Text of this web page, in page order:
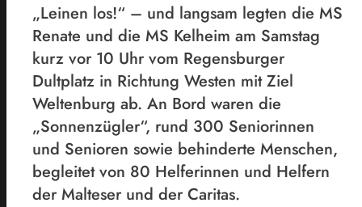
„Leinen los!“ – und langsam legten die MS
Renate und die MS Kelheim am Samstag
kurz vor 10 Uhr vom Regensburger
Dultplatz in Richtung Westen mit Ziel
Weltenburg ab. An Bord waren die
„Sonnenzügler“, rund 300 Seniorinnen
und Senioren sowie behinderte Menschen,
begleitet von 80 Helferinnen und Helfern
der Malteser und der Caritas.